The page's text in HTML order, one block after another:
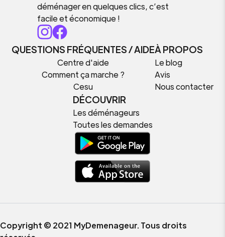
déménager en quelques clics, c’est
facile et économique !
QUESTIONS FRÉQUENTES / AIDE
Centre d'aide
Comment ça marche ?
Cesu
À PROPOS
Le blog
Avis
Nous contacter
DÉCOUVRIR
Les déménageurs
Toutes les demandes
Copyright © 2021 MyDemenageur. Tous droits